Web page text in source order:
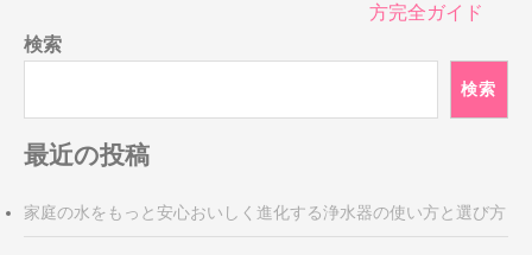
ゲ
ー
ョ
ン
方完全ガイド
検索
検索
最近の投稿
家庭の水をもっと安心おいしく進化する浄水器の使い方と選び方